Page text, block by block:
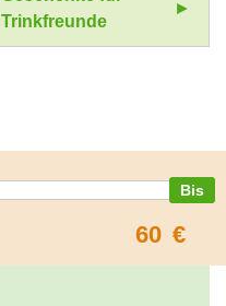
Trinkfreunde
60 €